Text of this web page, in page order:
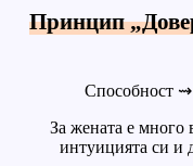
Принцип
Способност ⇝
За жената е много
интуицията си и